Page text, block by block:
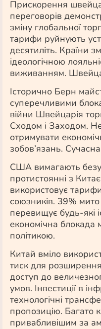
Прискорення
переговорів
зміну глобальної
тарифи руйнують
десятиліть. Країни
ідеологічною
виживанням.
Історично Берн
суперечливими
війни Швейцарія
Сходом і Заходом.
отримувати
зобов’язань.
США вимагають
протистоянні з
використовує
союзників. 39%
перевищує будь-які
економічна блокада
політикою.
Китай вміло
тиск для
доступ до
умов. Інвестиції в
технологічні
пропозицію. Багато
привабливішим за